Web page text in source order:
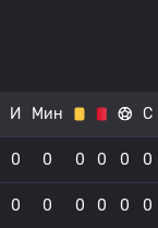
И Мин С
0 0 0 0 0 0
0 0 0 0 0 0